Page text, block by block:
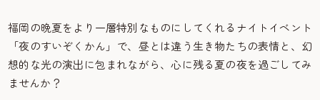
福岡の晩夏をより一層特別なものにしてくれるナイトイベント
「夜のすいぞくかん」で、昼とは違う生き物たちの表情と、幻
想的な光の演出に包まれながら、心に残る夏の夜を過ごしてみ
ませんか？